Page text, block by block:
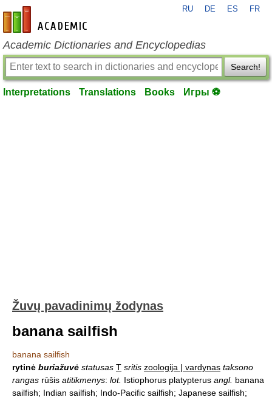
en-academic.com
RU DE ES FR
Academic Dictionaries and Encyclopedias
Search!
Interpretations Translations Books Игры ⚽
Žuvų pavadinimų žodynas
banana sailfish
banana sailfish
rytinė buriažuvė statusas T sritis zoologija | vardynas taksono
rangas rūšis atitikmenys: lot. Istiophorus platypterus angl. banana
sailfish; Indian sailfish; Indo-Pacific sailfish; Japanese sailfish;